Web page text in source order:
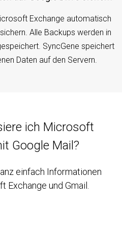
Exchange automatisch
Alle Backups werden in
SyncGene speichert
Daten auf den Servern.
ich Microsoft
Google Mail?
einfach Informationen
und Gmail.